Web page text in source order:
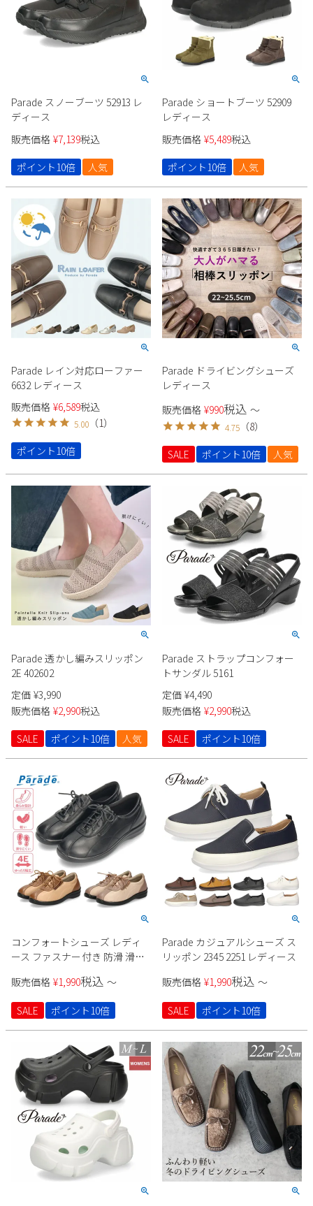
Parade スノーブーツ 52913 レ
ディース
販売価格 ¥7,139税込
ポイント10倍
人気
Parade ショートブーツ 52909
レディース
販売価格 ¥5,489税込
ポイント10倍
人気
Parade レイン対応ローファー
6632 レディース
販売価格 ¥6,589税込
5.00 （1）
ポイント10倍
Parade ドライビングシューズ
レディース
販売価格 ¥990税込 〜
4.75 （8）
SALE
ポイント10倍 人気
Parade 透かし編みスリッポン
2E 402602
定価 ¥3,990
販売価格 ¥2,990税込
SALE
ポイント10倍 人気
Parade ストラップコンフォー
トサンダル 5161
定価 ¥4,490
販売価格 ¥2,990税込
SALE
ポイント10倍
コンフォートシューズ レディ
ース ファスナー付き 防滑 滑り
性 屈曲性 軽量 軽い 幅広 ウォー
キング 981401 Parade
販売価格 ¥1,990税込 〜
SALE ポイント10倍
Parade カジュアルシューズ ス
リッポン 2345 2251 レディース
販売価格 ¥1,990税込 〜
SALE ポイント10倍